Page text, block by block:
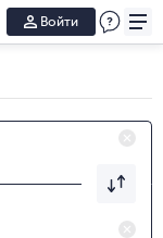
Войти